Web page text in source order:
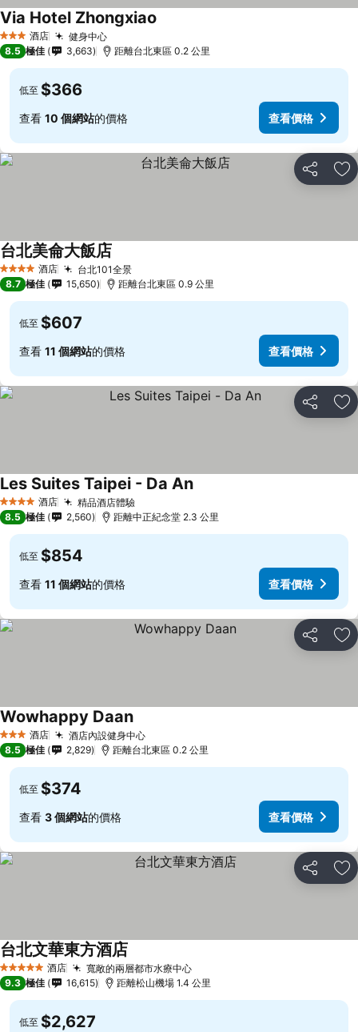
3 星級 酒店 健身中心
Via Hotel Zhongxiao
8.5 極佳 3,663 距離台北東區 0.2 公里
低至 $366
查看 10 個網站的價格 查看價格
分享 放
4 星級 酒店 台北101全景
台北美侖大飯店
8.7 極佳 15,650 距離台北東區 0.9 公里
低至 $607
查看 11 個網站的價格 查看價格
分享 放
4 星級 酒店 精品酒店體驗
Les Suites Taipei - Da An
8.5 極佳 2,560 距離中正紀念堂 2.3 公里
低至 $854
查看 11 個網站的價格 查看價格
分享 放
3 星級 酒店 酒店內設健身中心
Wowhappy Daan
8.5 極佳 2,829 距離台北東區 0.2 公里
低至 $374
查看 3 個網站的價格 查看價格
分享 放
5 星級 酒店 寬敞的兩層都市水療中心
台北文華東方酒店
9.3 極佳 16,615 距離松山機場 1.4 公里
低至 $2,627